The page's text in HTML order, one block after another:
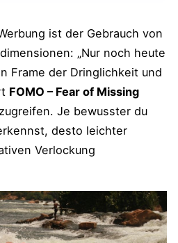
ist der Gebrauch von
„Nur noch heute
Frame der Dringlichkeit und
FOMO – Fear of Missing
Je bewusster du
desto leichter
Verlockung